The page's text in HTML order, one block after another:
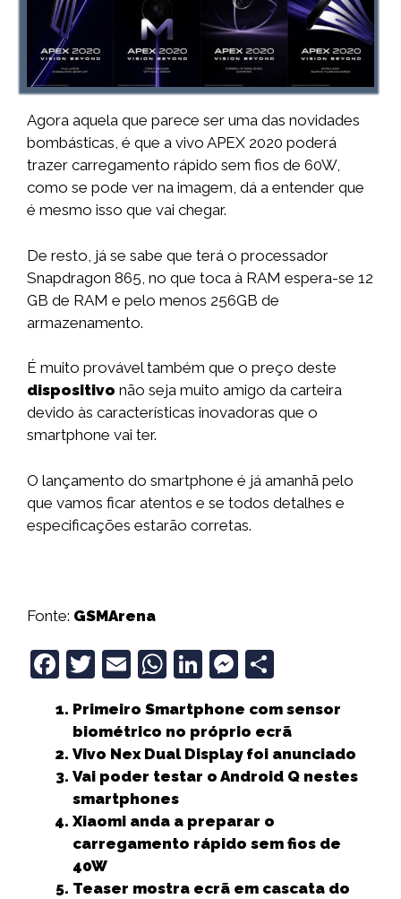
Agora aquela que parece ser uma das novidades
bombásticas, é que a vivo APEX 2020 poderá
trazer carregamento rápido sem fios de 60W,
como se pode ver na imagem, dá a entender que
é mesmo isso que vai chegar.
De resto, já se sabe que terá o processador
Snapdragon 865, no que toca à RAM espera-se 12
GB de RAM e pelo menos 256GB de
armazenamento.
É muito provável também que o preço deste
dispositivo não seja muito amigo da carteira
devido às características inovadoras que o
smartphone vai ter.
O lançamento do smartphone é já amanhã pelo
que vamos ficar atentos e se todos detalhes e
especificações estarão corretas.
Fonte: GSMArena
F
c
e
b
o
o
k
T
it
t
e
r
E
ai
l
W
a
ts
A
p
p
Li
k
e
dI
M
ss
e
n
e
a
r
e
Primeiro Smartphone com sensor
biométrico no próprio ecrã
Vivo Nex Dual Display foi anunciado
Vai poder testar o Android Q nestes
smartphones
Xiaomi anda a preparar o
carregamento rápido sem fios de
40W
Teaser mostra ecrã em cascata do